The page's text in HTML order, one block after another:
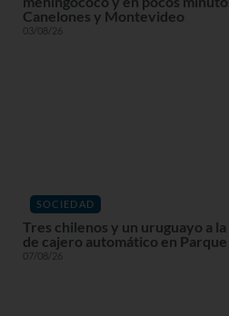
Canelones y Montevideo
03/08/26
SOCIEDAD
Tres chilenos y un uruguayo a
de cajero automático en
07/08/26